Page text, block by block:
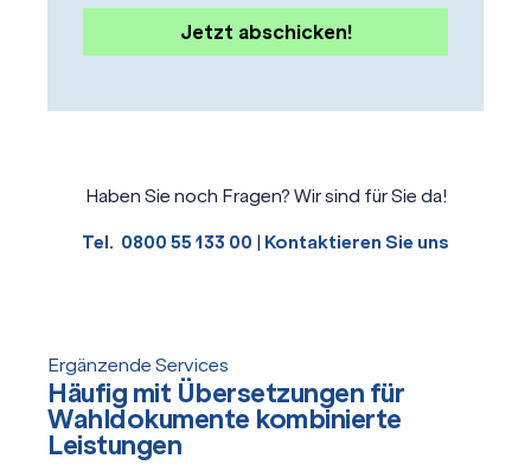
Haben Sie noch Fragen? Wir sind für Sie da!
Tel. 0800 55 133 00 | Kontaktieren Sie uns
Ergänzende Services
Häufig mit Übersetzungen für
Wahldokumente kombinierte
Leistungen